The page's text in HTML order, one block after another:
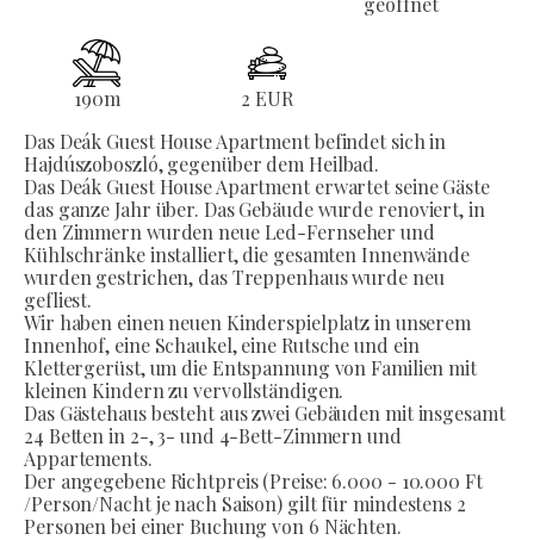
190m
2 EUR
Das Deák Guest House Apartment befindet sich in
Hajdúszoboszló, gegenüber dem Heilbad.
Das Deák Guest House Apartment erwartet seine Gäste
das ganze Jahr über. Das Gebäude wurde renoviert, in
den Zimmern wurden neue Led-Fernseher und
Kühlschränke installiert, die gesamten Innenwände
wurden gestrichen, das Treppenhaus wurde neu
gefliest.
Wir haben einen neuen Kinderspielplatz in unserem
Innenhof, eine Schaukel, eine Rutsche und ein
Klettergerüst, um die Entspannung von Familien mit
kleinen Kindern zu vervollständigen.
Das Gästehaus besteht aus zwei Gebäuden mit insgesamt
24 Betten in 2-, 3- und 4-Bett-Zimmern und
Appartements.
Der angegebene Richtpreis (Preise: 6.000 - 10.000 Ft
/Person/Nacht je nach Saison) gilt für mindestens 2
Personen bei einer Buchung von 6 Nächten.